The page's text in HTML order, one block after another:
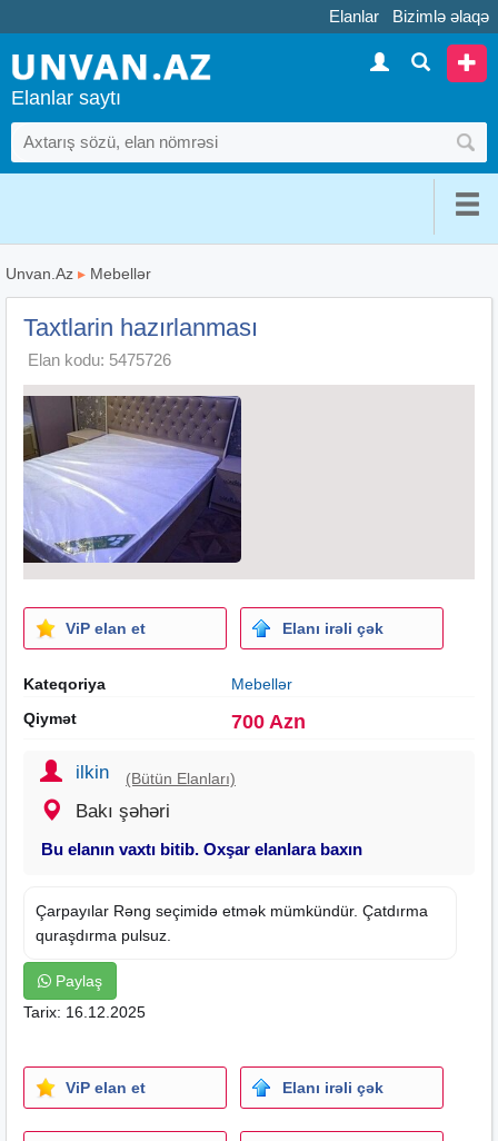
Elanlar Bizimlə əlaqə
Elanlar saytı
Unvan.Az ▸ Mebellər
Taxtlarin hazırlanması
Elan kodu: 5475726
ViP elan et Elanı irəli çək
Kateqoriya
Mebellər
Qiymət
700 Azn
ilkin (Bütün Elanları)
Bakı şəhəri
Bu elanın vaxtı bitib. Oxşar elanlara baxın
Çarpayılar Rəng seçimidə etmək mümkündür. Çatdırma
quraşdırma pulsuz.
Paylaş
Tarix: 16.12.2025
ViP elan et Elanı irəli çək